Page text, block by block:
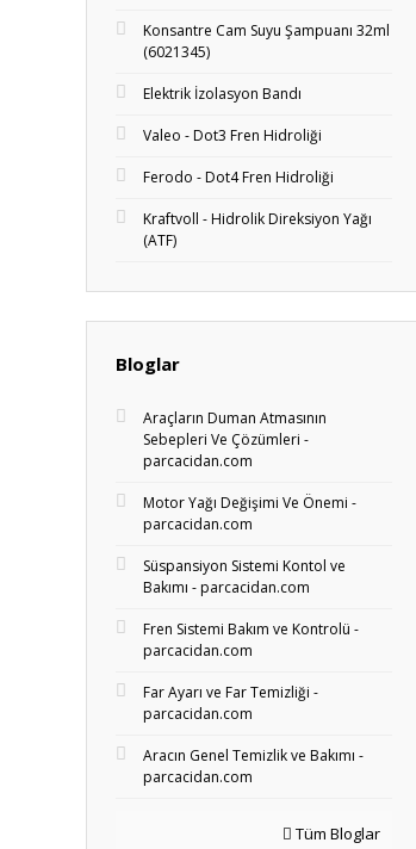
Konsantre Cam Suyu Şampuanı 32ml
(6021345)
Elektrik İzolasyon Bandı
Valeo - Dot3 Fren Hidroliği
Ferodo - Dot4 Fren Hidroliği
Kraftvoll - Hidrolik Direksiyon Yağı
(ATF)
Bloglar
Araçların Duman Atmasının
Sebepleri Ve Çözümleri -
parcacidan.com
Motor Yağı Değişimi Ve Önemi -
parcacidan.com
Süspansiyon Sistemi Kontol ve
Bakımı - parcacidan.com
Fren Sistemi Bakım ve Kontrolü -
parcacidan.com
Far Ayarı ve Far Temizliği -
parcacidan.com
Aracın Genel Temizlik ve Bakımı -
parcacidan.com
Tüm Bloglar